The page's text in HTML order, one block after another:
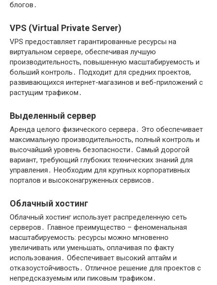
блогов․
VPS (Virtual Private Server)
VPS предоставляет гарантированные ресурсы на
виртуальном сервере, обеспечивая лучшую
производительность, повышенную масштабируемость и
больший контроль․ Подходит для средних проектов,
развивающихся интернет-магазинов и веб-приложений с
растущим трафиком․
Выделенный сервер
Аренда целого физического сервера․ Это обеспечивает
максимальную производительность, полный контроль и
высочайший уровень безопасности․ Самый дорогой
вариант, требующий глубоких технических знаний для
управления․ Необходим для крупных корпоративных
порталов и высоконагруженных сервисов․
Облачный хостинг
Облачный хостинг использует распределенную сеть
серверов․ Главное преимущество – феноменальная
масштабируемость: ресурсы можно мгновенно
увеличивать или уменьшать, оплачивая по факту
использования․ Обеспечивает высокий аптайм и
отказоустойчивость․ Отличное решение для проектов с
непредсказуемым или пиковым трафиком․